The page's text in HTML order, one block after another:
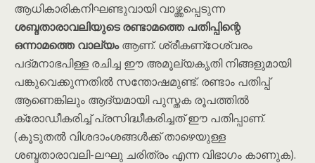
ആധികാരികനിഘണ്ടുവായി വാഴ്ത്തപ്പെടുന്ന
ശബ്ദതാരാവലിയുടെ രണ്ടാമത്തെ പതിപ്പിന്റെ
ഒന്നാമത്തെ വാല്യംആണ്. ശ്രീകണ്‌ഠേശ്വരം
പദ്മനാഭപിള്ള രചിച്ച ഈ അമൂല്യകൃതി നിങ്ങളുമായി
പങ്കുവെക്കുന്നതിൽ സന്തോഷമുണ്ട്. രണ്ടാം പതിപ്പ്
ആണെങ്കിലും ആദ്യമായി പുസ്തക രൂപത്തിൽ
ക്രോഡീകരിച്ച് പ്രസിദ്ധീകരിച്ചത് ഈ പതിപ്പാണ്.
(കൂടുതൽ വിശദാംശങ്ങൾക്ക് താഴെയുള്ള
ശബ്ദതാരാവലി-ലഘു ചരിത്രം എന്ന വിഭാഗം കാണുക).